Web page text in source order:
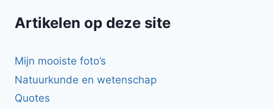
Artikelen op deze site
Mijn mooiste foto’s
Natuurkunde en wetenschap
Quotes